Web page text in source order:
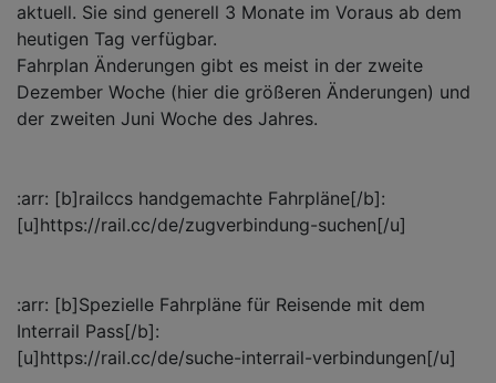
aktuell. Sie sind generell 3 Monate im Voraus ab dem
heutigen Tag verfügbar.
Fahrplan Änderungen gibt es meist in der zweite
Dezember Woche (hier die größeren Änderungen) und
der zweiten Juni Woche des Jahres.
:arr: [b]railccs handgemachte Fahrpläne[/b]:
[u]https://rail.cc/de/zugverbindung-suchen[/u]
:arr: [b]Spezielle Fahrpläne für Reisende mit dem
Interrail Pass[/b]:
[u]https://rail.cc/de/suche-interrail-verbindungen[/u]